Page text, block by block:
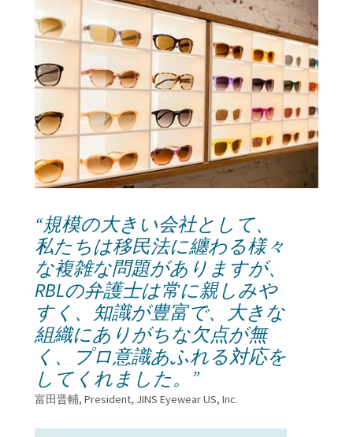
“規模の大きい会社として、
私たちは移民法に纏わる様々
な複雑な問題がありますが、
RBLの弁護士は常に親しみや
すく、知識が豊富で、大きな
組織にありがちな欠点が無
く、プロ意識あふれる対応を
してくれました。”
富田晋輔, President, JINS Eyewear US, Inc.